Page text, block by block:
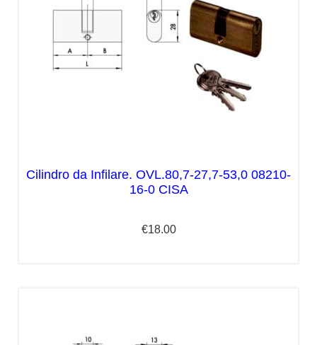
Cilindro da Infilare. OVL.80,7-27,7-53,0 08210-
16-0 CISA
€18.00